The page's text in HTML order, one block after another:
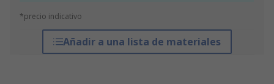
*precio indicativo
Añadir a una lista de materiales